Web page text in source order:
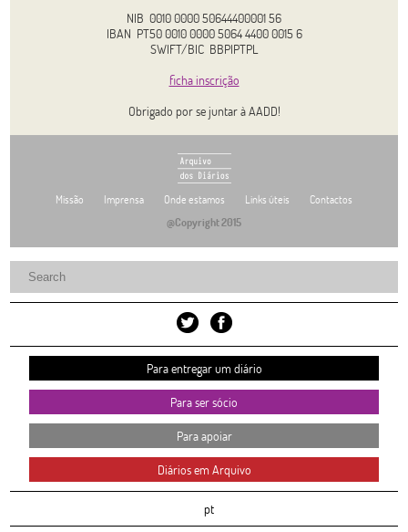
NIB 0010 0000 50644400001 56
IBAN PT50 0010 0000 5064 4400 0015 6
SWIFT/BIC BBPIPTPL
ficha inscrição
Obrigado por se juntar à AADD!
Missão Imprensa Onde estamos Links úteis
Contactos
@Copyright 2015
Para entregar um diário
Para ser sócio
Para apoiar
Diários em Arquivo
pt